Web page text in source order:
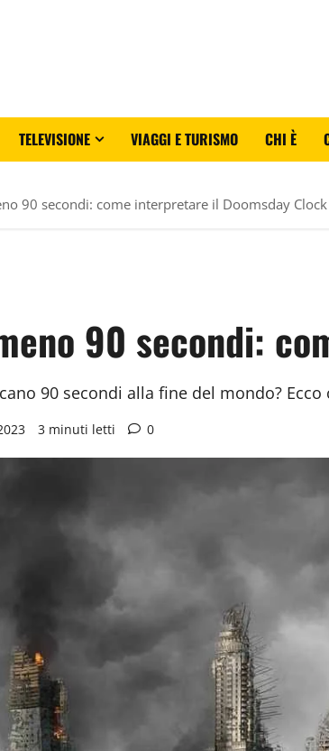
TELEVISIONE VIAGGI E TURISMO CHI È
90 secondi: come interpretare il Doomsday Clock
90 secondi:
90 secondi alla fine del mondo?
3 minuti letti 0